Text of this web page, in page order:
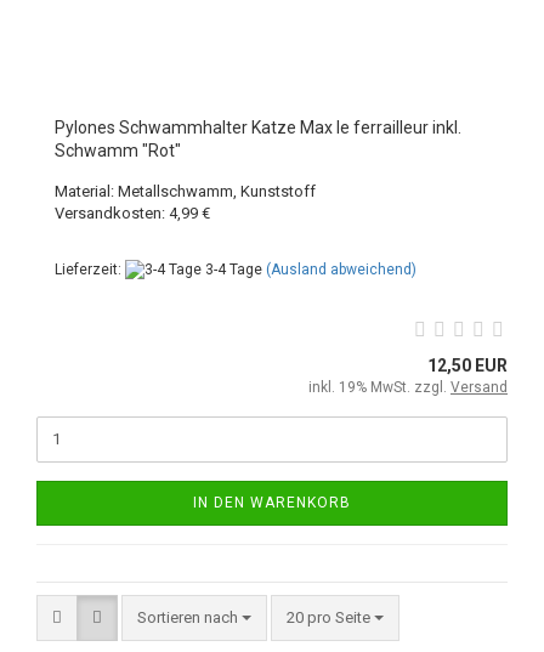
Pylones Schwammhalter Katze Max le ferrailleur inkl.
Schwamm "Rot"
Material: Metallschwamm, Kunststoff
Versandkosten: 4,99 €
Lieferzeit: 3-4 Tage (Ausland abweichend)
12,50 EUR
inkl. 19% MwSt. zzgl. Versand
IN DEN WARENKORB
Sortieren nach 20 pro Seite